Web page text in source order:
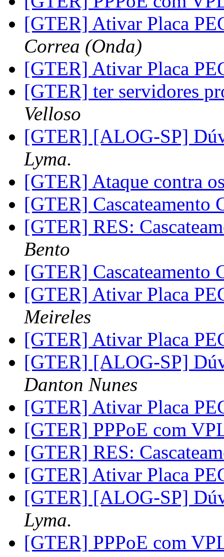
[GTER] Ativar Placa
Correa (Onda)
[GTER] Ativar Placa
[GTER] ter servidores
Velloso
[GTER] [ALOG-SP]
Lyma.
[GTER] Ataque contra
[GTER] Cascateamento
[GTER] RES:
Bento
[GTER] Cascateamento
[GTER] Ativar Placa
Meireles
[GTER] Ativar Placa
[GTER] [ALOG-SP]
Danton Nunes
[GTER] Ativar Placa
[GTER] PPPoE com
[GTER] RES:
[GTER] Ativar Placa
[GTER] [ALOG-SP]
Lyma.
[GTER] PPPoE com